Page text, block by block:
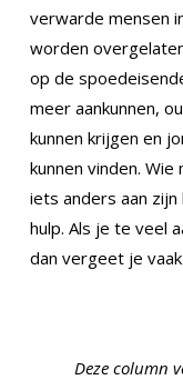
verwarde mensen
worden
op de
meer aankunnen,
kunnen krijgen en
kunnen vinden.
iets anders aan
hulp. Als je te veel
dan vergeet je
Deze column